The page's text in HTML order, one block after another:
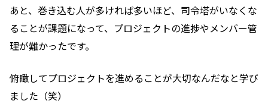
あと、巻き込む人が多ければ多いほど、司令塔がいなくな
ることが課題になって、プロジェクトの進捗やメンバー管
理が難かったです。
俯瞰してプロジェクトを進めることが大切なんだなと学び
ました（笑）